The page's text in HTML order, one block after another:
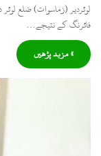
لوئردیر (زماسوات) ضلع
فائرنگ کے نتیجے…
» مزید پڑھیں